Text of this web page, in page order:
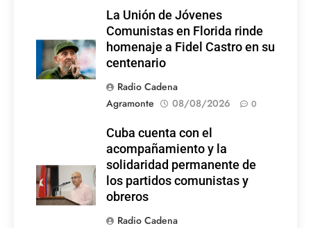
La Unión de Jóvenes
Comunistas en Florida rinde
homenaje a Fidel Castro en su
centenario
Radio Cadena
Agramonte
08/08/2026 0
Cuba cuenta con el
acompañamiento y la
solidaridad permanente de
los partidos comunistas y
obreros
Radio Cadena